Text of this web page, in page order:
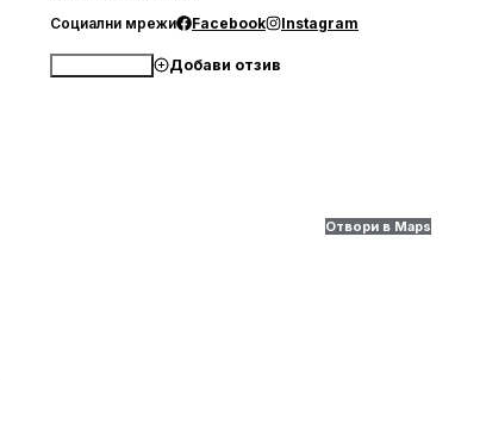
Социални мрежи Facebook Instagram
Добави отзив
Отвори в Maps